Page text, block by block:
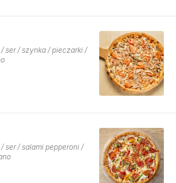
ser / szynka / pieczarki /
ser / salami pepperoni /